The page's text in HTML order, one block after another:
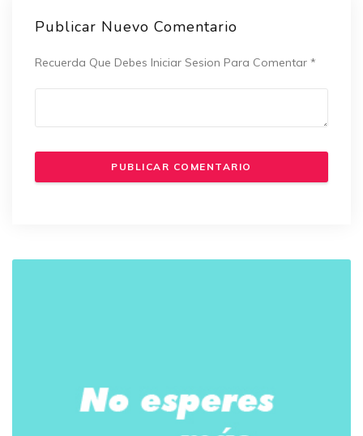
Publicar Nuevo Comentario
Recuerda Que Debes Iniciar Sesion Para Comentar *